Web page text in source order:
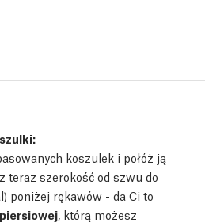
koszulek i połóż ją
teraz szerokość od szwu do
poniżej rękawów - da Ci to
, którą możesz